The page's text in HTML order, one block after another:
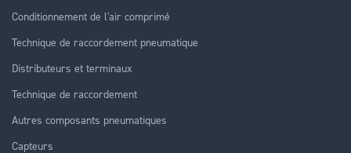
Conditionnement de l'air comprimé
Technique de raccordement pneumatique
Distributeurs et terminaux
Technique de raccordement
Autres composants pneumatiques
Capteurs